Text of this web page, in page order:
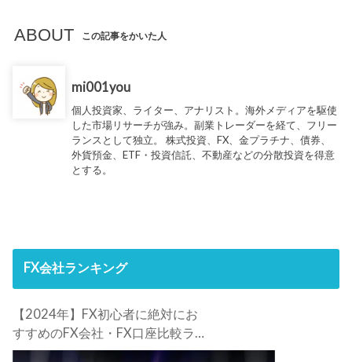
ABOUT この記事をかいた人
mi001you
個人投資家、ライター、アナリスト。海外メディアを駆使
した市場リサーチが強み。副業トレーダーを経て、フリー
ランスとして独立。 株式投資、FX、金プラチナ、債券、
外貨預金、ETF・投資信託、不動産などの分散投資を得意
とする。
FX会社ランキング
【2024年】FX初心者に絶対にお
すすめのFX会社・FX口座比較ラン
キング。FX初心者におすすめの理